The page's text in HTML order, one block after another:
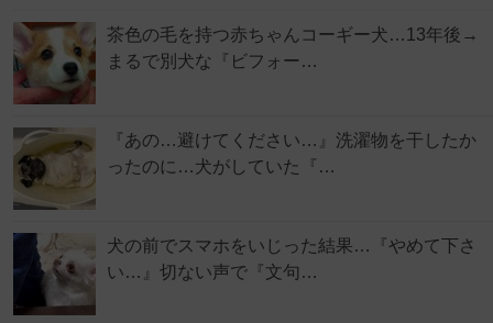
茶色の毛を持つ赤ちゃんコーギー犬…13年後→
まるで別犬な『ビフォー…
『あの…避けてください…』洗濯物を干したか
ったのに…犬がしていた『…
犬の前でスマホをいじった結果…『やめて下さ
い…』切ない声で『文句…